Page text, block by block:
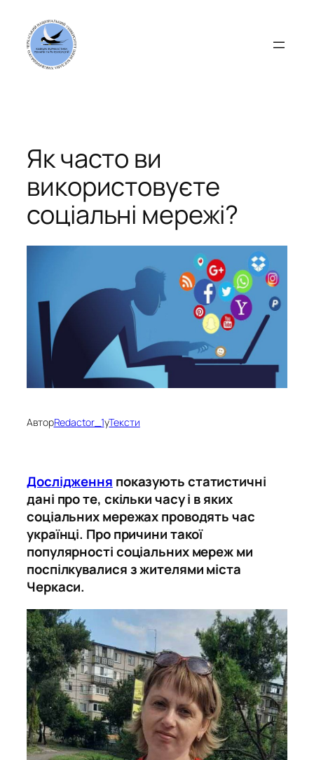
вмісту
Як часто ви
використовуєте
соціальні мережі?
АвторRedactor_1уТексти
Дослідження показують статистичні
дані про те, скільки часу і в яких
соціальних мережах проводять час
українці. Про причини такої
популярності соціальних мереж ми
поспілкувалися з жителями міста
Черкаси.